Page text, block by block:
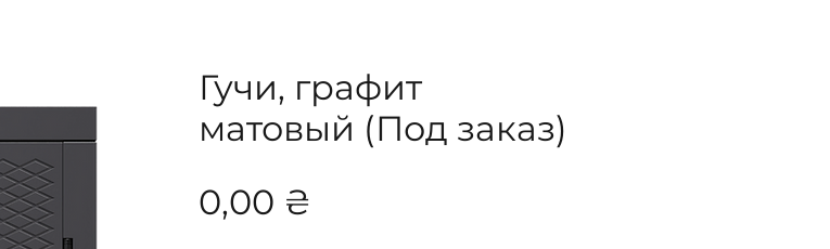
Гучи, графит
матовый (Под заказ)
0,00 ₴